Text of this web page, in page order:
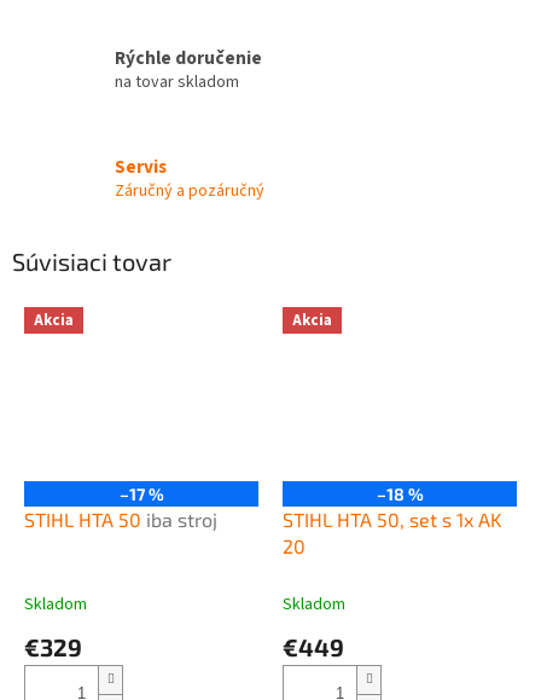
Rýchle doručenie
na tovar skladom
Servis
Záručný a pozáručný
Súvisiaci tovar
Akcia
–17 %
STIHL HTA 50 iba stroj
Skladom
€329
Akcia
–18 %
STIHL HTA 50, set s 1x AK
20
Skladom
€449